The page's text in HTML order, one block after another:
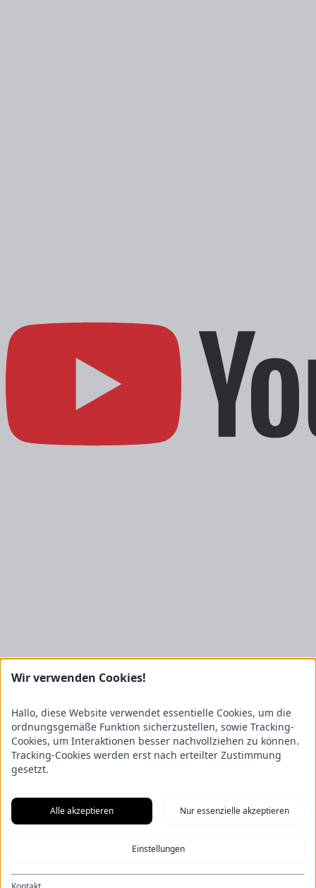
Kontakt
Zum Kreuzkamp 7
27404 Heeslingen
Unternehmensbereiche
Fricke HoldingFricke LandmaschinenFricke
Nutzfahrzeuge
Übersicht
ImpressumDatenschutzerklärung
Kontakt
Aus unserem Blog
gesichert: Unsere Nachwuchstalente starten durch
Eröffnung der besonderen ArtEin Kapitel endet, ein neues beginnt:
Wir verwenden Cookies!
Hallo, diese Website verwendet essentielle Cookies, um die
ordnungsgemäße Funktion sicherzustellen, sowie Tracking-
Cookies, um Interaktionen besser nachvollziehen zu können.
Tracking-Cookies werden erst nach erteilter Zustimmung
gesetzt.
Alle akzeptieren Nur essenzielle akzeptieren
Einstellungen